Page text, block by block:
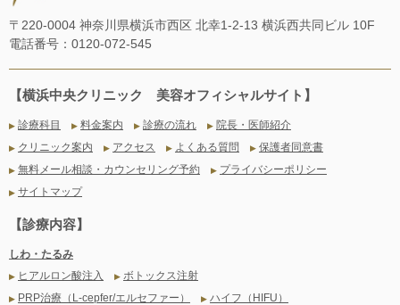
〒220-0004 神奈川県横浜市西区 北幸1-2-13 横浜西共同ビル 10F
電話番号：0120-072-545
【横浜中央クリニック 美容オフィシャルサイト】
▶ 診療科目 ▶ 料金案内 ▶ 診療の流れ ▶ 院長・医師紹介
▶ クリニック案内 ▶ アクセス ▶ よくある質問 ▶ 保護者同意書
▶ 無料メール相談・カウンセリング予約 ▶ プライバシーポリシー
▶ サイトマップ
【診療内容】
しわ・たるみ
▶ ヒアルロン酸注入 ▶ ボトックス注射
▶ PRP治療（L-cepfer/エルセファー） ▶ ハイフ（HIFU）